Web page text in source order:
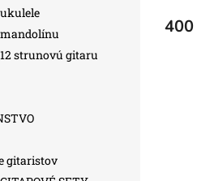
strunovú gitaru
gitaristov